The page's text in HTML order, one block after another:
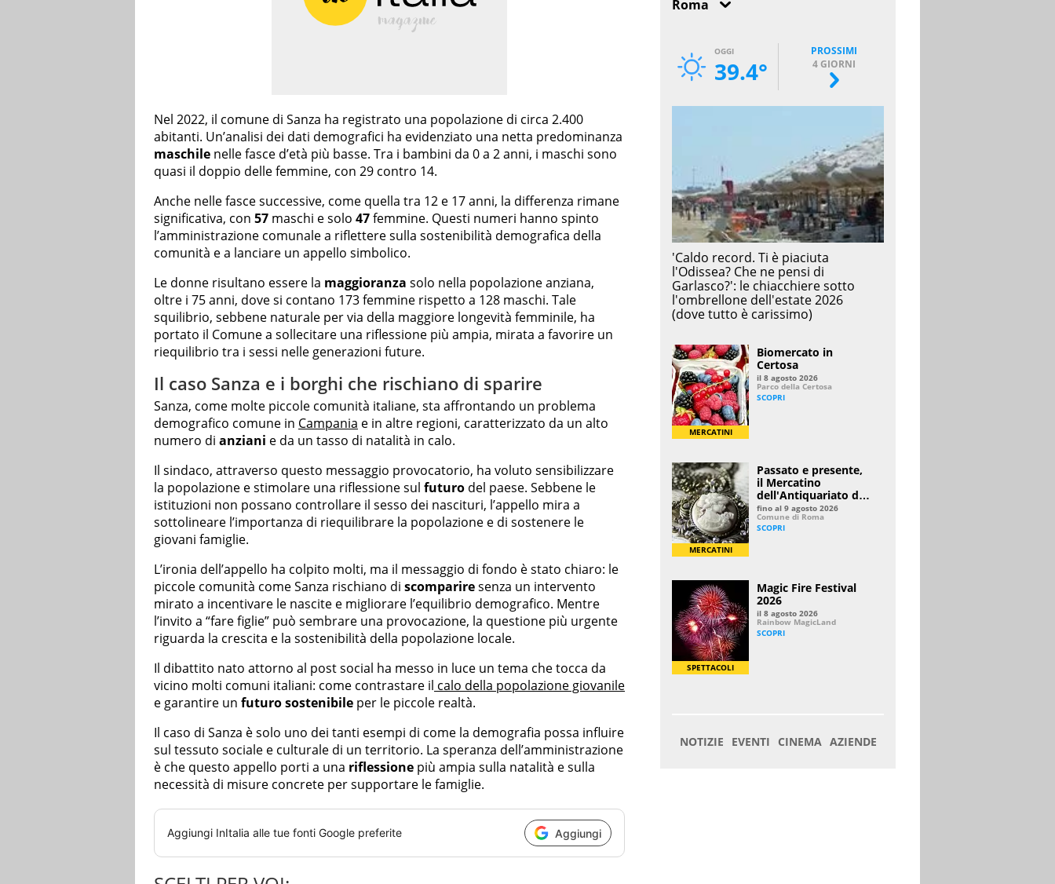
Nel 2022, il comune di Sanza ha registrato una popolazione di circa 2.400
abitanti. Un’analisi dei dati demografici ha evidenziato una netta predominanza
maschile nelle fasce d’età più basse. Tra i bambini da 0 a 2 anni, i maschi sono
quasi il doppio delle femmine, con 29 contro 14.
Anche nelle fasce successive, come quella tra 12 e 17 anni, la differenza rimane
significativa, con 57 maschi e solo 47femmine. Questi numeri hanno spinto
l’amministrazione comunale a riflettere sulla sostenibilità demografica della
comunità e a lanciare un appello simbolico.
Le donne risultano essere la maggioranza solo nella popolazione anziana,
oltre i 75 anni, dove si contano 173 femmine rispetto a 128 maschi. Tale
squilibrio, sebbene naturale per via della maggiore longevità femminile, ha
portato il Comune a sollecitare una riflessione più ampia, mirata a favorire un
riequilibrio tra i sessi nelle generazioni future.
Il caso Sanza e i borghi che rischiano di sparire
Sanza, come molte piccole comunità italiane, sta affrontando un problema
demografico comune in Campania e in altre regioni, caratterizzato da un alto
numero di anziani e da un tasso di natalità in calo.
Il sindaco, attraverso questo messaggio provocatorio, ha voluto sensibilizzare
la popolazione e stimolare una riflessione sul futuro del paese. Sebbene le
istituzioni non possano controllare il sesso dei nascituri, l’appello mira a
sottolineare l’importanza di riequilibrare la popolazione e di sostenere le
giovani famiglie.
L’ironia dell’appello ha colpito molti, ma il messaggio di fondo è stato chiaro: le
piccole comunità come Sanza rischiano di scompariresenza un intervento
mirato a incentivare le nascite e migliorare l’equilibrio demografico. Mentre
l’invito a “fare figlie” può sembrare una provocazione, la questione più urgente
riguarda la crescita e la sostenibilità della popolazione locale.
Il dibattito nato attorno al post social ha messo in luce un tema che tocca da
vicino molti comuni italiani: come contrastare il calo della popolazione giovanile
e garantire un futuro sostenibile per le piccole realtà.
Il caso di Sanza è solo uno dei tanti esempi di come la demografia possa influire
sul tessuto sociale e culturale di un territorio. La speranza dell’amministrazione
è che questo appello porti a una riflessione più ampia sulla natalità e sulla
necessità di misure concrete per supportare le famiglie.
Aggiungi InItalia alle tue fonti Google preferite Aggiungi